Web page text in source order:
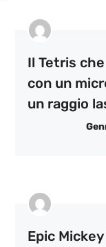
Il Tetris
con un
un raggio
Epic